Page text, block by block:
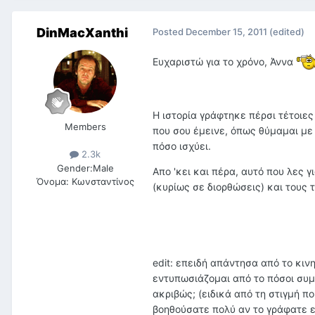
DinMacXanthi
Members
2.3k
Gender:Male
Όνομα: Κωνσταντίνος
Posted December 15, 2011 (edited)
Ευχαριστώ για το χρόνο, Άννα
Η ιστορία γράφτηκε πέρσι
που σου έμεινε, όπως θύμαμαι
πόσο ισχύει.
Απο 'κει και πέρα, αυτό που λες
(κυρίως σε διορθώσεις) και
edit: επειδή απάντησα από το
εντυπωσιάζομαι από το πόσοι
ακριβώς; (ειδικά από τη στιγμή
βοηθούσατε πολύ αν το γράφατε